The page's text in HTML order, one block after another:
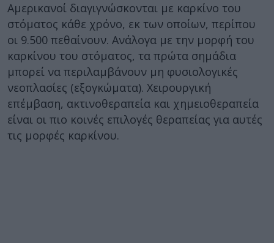
Αμερικανοί διαγιγνώσκονται με καρκίνο του
στόματος κάθε χρόνο, εκ των οποίων, περίπου
οι 9.500 πεθαίνουν. Ανάλογα με την μορφή του
καρκίνου του στόματος, τα πρώτα σημάδια
μπορεί να περιλαμβάνουν μη φυσιολογικές
νεοπλασίες (εξογκώματα). Χειρουργική
επέμβαση, ακτινοθεραπεία και χημειοθεραπεία
είναι οι πιο κοινές επιλογές θεραπείας για αυτές
τις μορφές καρκίνου.